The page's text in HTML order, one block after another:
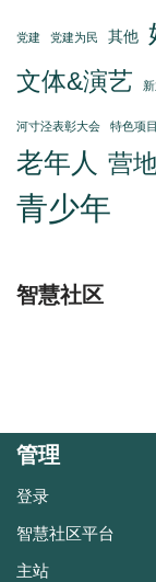
党建 党建为民 其他
文体&演艺
河寸泾表彰大会 特色项目
老年人 营
青少年
智慧社区
管理
登录
智慧社区平台
主站